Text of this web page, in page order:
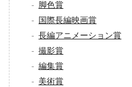
脚色賞
国際長編映画賞
長編アニメーション賞
撮影賞
編集賞
美術賞